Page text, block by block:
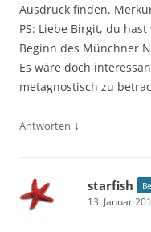
Ausdruck finden.
PS: Liebe Birgit, du
Beginn des Münchner
Es wäre doch
metagnostisch zu
Antworten ↓
starfish
13. Januar